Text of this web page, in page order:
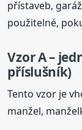
přístaveb,
použitelné,
Vzor A –
příslušník)
Tento vzor je
manžel,